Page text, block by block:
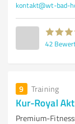
kontakt@wt-bad-
42
9 Training
Kur-Royal
Premium-